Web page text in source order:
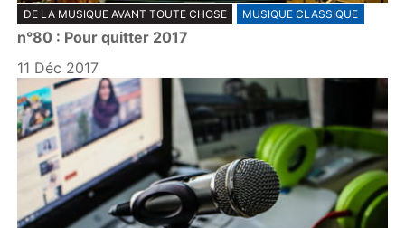
l
a
y
DE LA MUSIQUE AVANT TOUTE CHOSE MUSIQUE CLASSIQUE
n°80 : Pour quitter 2017
11 Déc 2017